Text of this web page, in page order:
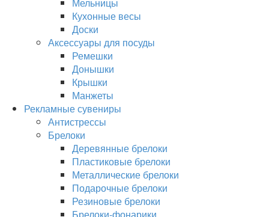
Кухонные весы
Доски
Аксессуары для посуды
Ремешки
Донышки
Крышки
Манжеты
Рекламные сувениры
Антистрессы
Брелоки
Деревянные брелоки
Пластиковые брелоки
Металлические брелоки
Подарочные брелоки
Резиновые брелоки